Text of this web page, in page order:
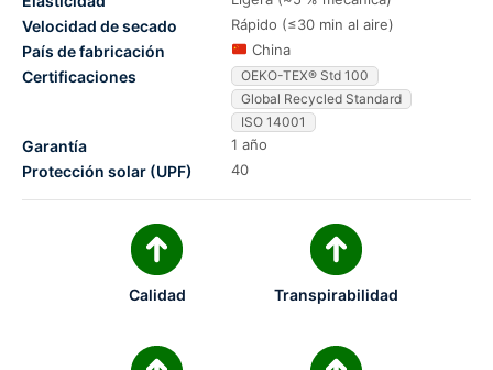
Velocidad de secado Rápido (≤30 min al aire)
País de fabricación China
Certificaciones
OEKO-TEX® Std 100
Global Recycled Standard
ISO 14001
Garantía 1 año
Protección solar (UPF) 40
Calidad Transpirabilidad